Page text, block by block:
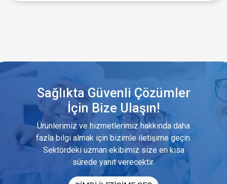
Sağlıkta Güvenli Çözümler
İçin Bize Ulaşın!
Ürünlerimiz ve hizmetlerimiz hakkında daha
fazla bilgi almak için bizimle iletişime geçin.
Sektördeki uzman ekibimiz size en kısa
sürede yanıt verecektir.